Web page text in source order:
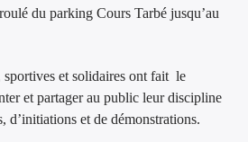
du parking Cours Tarbé jusqu’au
sportives et solidaires ont fait le
et partager au public leur discipline
d’initiations et de démonstrations.